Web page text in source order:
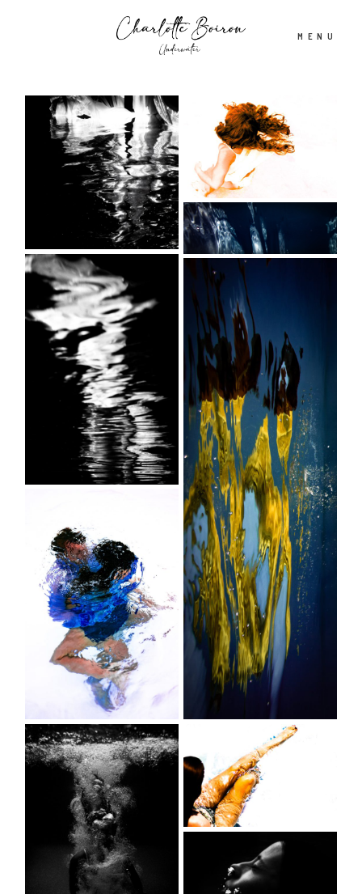
MENU
Accueil
A propos
Shooting aquatique
Tirages d’Art & Affiches
Actualités
Contact
©2026 COPYRIGHT Charlotte Boiron
Photography